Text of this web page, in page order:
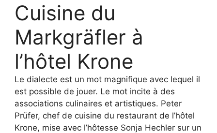
Cuisine du
Markgräfler à
l’hôtel Krone
Le dialecte est un mot magnifique avec lequel il
est possible de jouer. Le mot incite à des
associations culinaires et artistiques. Peter
Prüfer, chef de cuisine du restaurant de l’hôtel
Krone, mise avec l’hôtesse Sonja Hechler sur un